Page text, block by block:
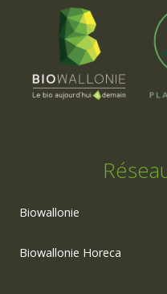
Biowallonie
Biowallonie Horeca